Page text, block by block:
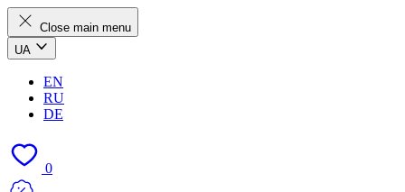
Close main menu
UA
EN
RU
DE
0